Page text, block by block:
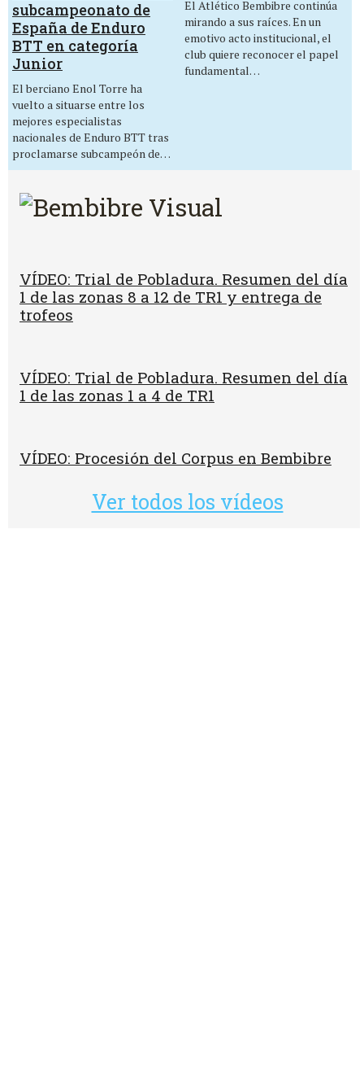
subcampeonato de
España de Enduro
BTT en categoría
Junior
El berciano Enol Torre ha
vuelto a situarse entre los
mejores especialistas
nacionales de Enduro BTT tras
proclamarse subcampeón de…
El Atlético Bembibre continúa
mirando a sus raíces. En un
emotivo acto institucional, el
club quiere reconocer el papel
fundamental…
VÍDEO: Trial de Pobladura. Resumen del día
1 de las zonas 8 a 12 de TR1 y entrega de
trofeos
VÍDEO: Trial de Pobladura. Resumen del día
1 de las zonas 1 a 4 de TR1
VÍDEO: Procesión del Corpus en Bembibre
Ver todos los vídeos